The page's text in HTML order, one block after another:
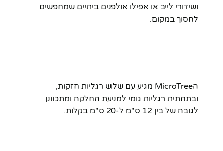
ושידורי לייב או אפילו אולפנים ביתיים שמחפשים
לחסוך במקום.
הMicroTree מגיע עם שלוש רגליות חזקות,
ובתחתית רגליות גומי למניעת החלקה ומתכוונן
לגובה של בין 12 ס"מ ל-20 ס"מ בקלות.